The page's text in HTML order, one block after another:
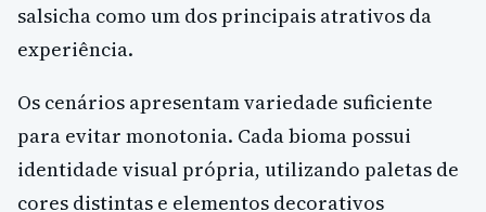
salsicha como um dos principais atrativos da
experiência.
Os cenários apresentam variedade suficiente
para evitar monotonia. Cada bioma possui
identidade visual própria, utilizando paletas de
cores distintas e elementos decorativos